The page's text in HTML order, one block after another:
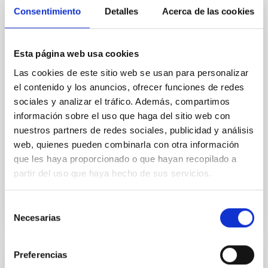
Consentimiento Detalles Acerca de las cookies
Esta página web usa cookies
Las cookies de este sitio web se usan para personalizar
el contenido y los anuncios, ofrecer funciones de redes
sociales y analizar el tráfico. Además, compartimos
información sobre el uso que haga del sitio web con
nuestros partners de redes sociales, publicidad y análisis
web, quienes pueden combinarla con otra información
que les haya proporcionado o que hayan recopilado a
partir del uso que haya hecho de sus servicios.
Necesarias
Preferencias
Durante tres días, especialistas en física de
partículas, astrofísica, cosmología, neutrinos, rayos
últimos avances para descifrar uno de los mayores
Canarias (IAC) acogió la semana pasada, del 17 al 19
de junio, el 23rd MultiDark Meeting, un encuentro
científico que reunió a especialistas de distintos
centros de investigación españoles para abordar una
de las grandes preguntas abiertas de la física
contemporánea: ¿de qué está hecha la materia
oscura? El congreso fue organizado por la línea
Advertised on 06/24/2026 - 08:19:11